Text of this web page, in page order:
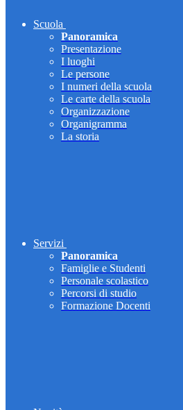
Scuola
Panoramica
Presentazione
I luoghi
Le persone
I numeri della scuola
Le carte della scuola
Organizzazione
Organigramma
La storia
Servizi
Panoramica
Famiglie e Studenti
Personale scolastico
Percorsi di studio
Formazione Docenti